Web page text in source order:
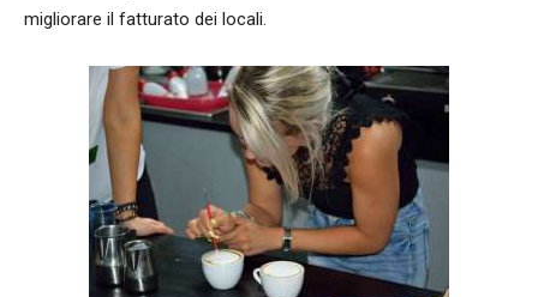
migliorare il fatturato dei locali.